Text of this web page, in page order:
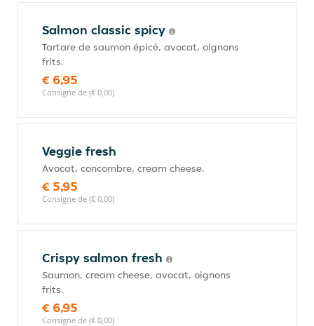
Salmon classic spicy
Tartare de saumon épicé, avocat, oignons
frits.
€ 6,95
Consigne de (€ 0,00)
Veggie fresh
Avocat, concombre, cream cheese.
€ 5,95
Consigne de (€ 0,00)
Crispy salmon fresh
Saumon, cream cheese, avocat, oignons
frits.
€ 6,95
Consigne de (€ 0,00)